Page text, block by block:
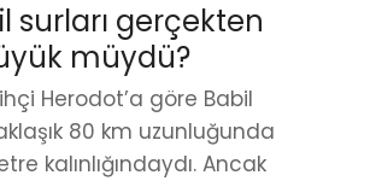
surları gerçekten
müydü?
Herodot’a göre Babil
80 km uzunluğunda
kalınlığındaydı. Ancak